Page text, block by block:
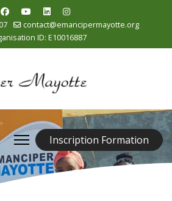
contact@emancipermayotte.org
ID: E10016887
Inscription Formation